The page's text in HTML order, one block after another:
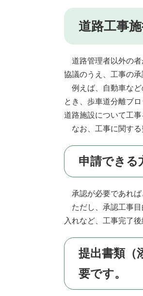
道路工事
道路管理者以外の者
協議のうえ、工事の承
例えば、自動車など
とき、歩車道分離ブ
道路施設について工
なお、工事に関する
申請できる
承認が必要であれば
ただし、承認工事目
入れなど、工事完了
提出書類
要です。